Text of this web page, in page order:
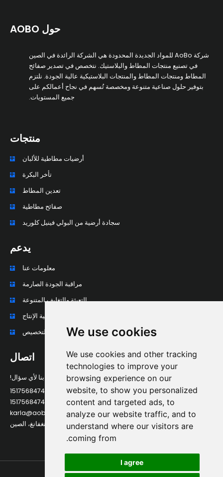
We use cookies
We use cookies and other tracking
technologies to improve your
browsing experience on our
website, to show you personalized
content and targeted ads, to
analyze our website traffic, and to
understand where our visitors are
coming from.
I agree
حول AOBO
شركة AoBo للمواد الجديدة المحدودة هي الشركة الرائدة في الصين
في تصنيع منتجات المطاط والبلاستيك. نتخصص في تصدير صفائح
المطاط ومنتجات المطاط والمنتجات البلاستيكية عالية الجودة. نلتزم
بتوفير حلول صناعية متنوعة ومخصصة تُسهم في نجاح أعمالكم على
جميع المستويات.
منتجات
أرضيات مطاطية للألبان
تأخر البكرة
تعدين المطاط
صفائح مطاطية
سجادة أرضية من البولي فينيل كلوريد
يدعم
معلومات عنا
مراقبة الجودة الصارمة
التعبئة والتغليف المتنوعة
عملية الإنتاج
المعالجة العميقة والتخصيص
اتصال
اتصل بنا لأي سؤال!
الهاتف: +86 15175684749
واتساب: +86 15175684749
البريد الإلكتروني: karla@aobonewmaterial.com
العنوان: مبنى فورد، مقاطعة داتشنغ، مدينة لانغفانغ، لانغفانغ، الصين
جميع الحقوق محفوظة © 2026 AOBO.